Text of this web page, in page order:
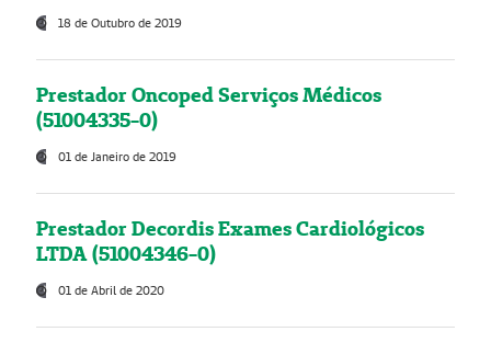
18 de Outubro de 2019
Prestador Oncoped Serviços Médicos
(51004335-0)
01 de Janeiro de 2019
Prestador Decordis Exames Cardiológicos
LTDA (51004346-0)
01 de Abril de 2020